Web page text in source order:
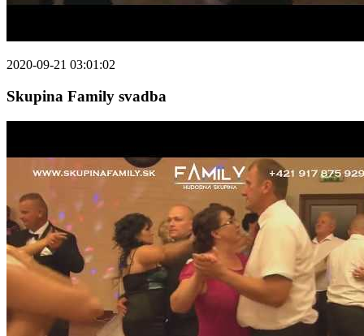
2020-09-21 03:01:02
Skupina Family svadba